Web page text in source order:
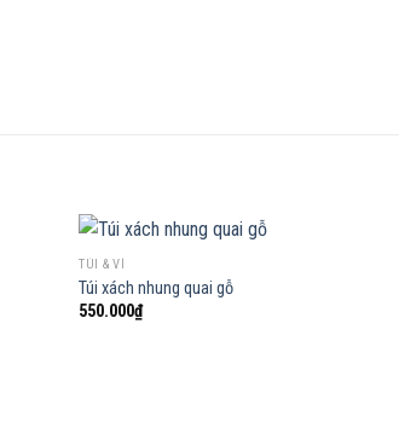
TÚI & VÍ
Túi xách nhung quai gỗ
550.000₫